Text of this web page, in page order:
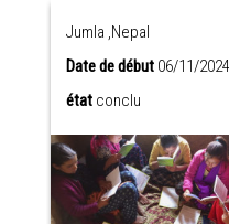
Jumla ,Nepal
Date de début 06/11/2024
état conclu